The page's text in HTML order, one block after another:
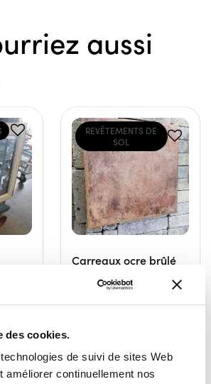
des cookies.
de suivi de sites Web
améliorer continuellement nos
aussi
REVÊTEMENTS DE
SOL
Carreaux ocre brûlé
7,00 €
RESSOURCERIE LE CARRÉ